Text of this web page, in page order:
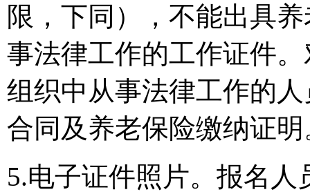
限，下同），不能出具
事法律工作的工作证件
组织中从事法律工作的
合同及养老保险缴纳证明
5.电子证件照片。报名